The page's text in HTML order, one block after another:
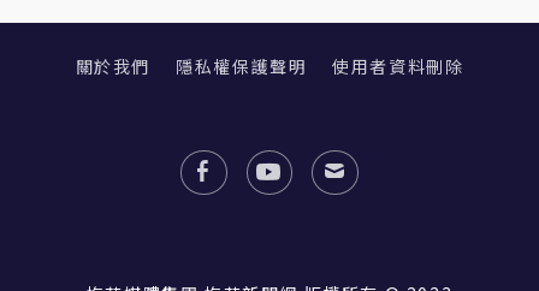
關於我們 隱私權保護聲明 使用者資料刪除